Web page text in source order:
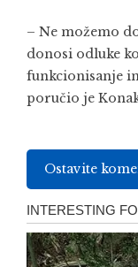
– Ne možemo
donosi odluke
funkcionisanje
poručio je
Ostavite